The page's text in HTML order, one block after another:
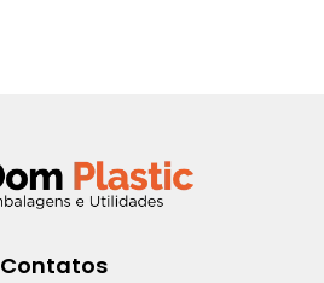
Contatos